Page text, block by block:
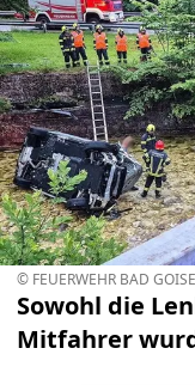
© FEUERWEHR BAD
Sowohl die
Mitfahrer